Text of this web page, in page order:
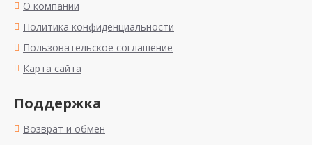
О компании
Политика конфиденциальности
Пользовательское соглашение
Карта сайта
Поддержка
Возврат и обмен